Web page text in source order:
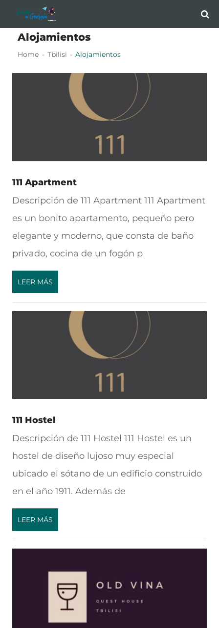
Skip
to
navigation
Skip
to
content
Alojamientos
Home Tbilisi Alojamientos
111 Apartment
Descripción de 111 Apartment 111 Apartment
es un bonito apartamento, pequeño pero
elegante y moderno, que consta de baño
privado, cocina de un fogón p
LEER MÁS
111 Hostel
Descripción de 111 Hostel 111 Hostel es un
hostel de diseño lujoso muy especial
ubicado el sótano de un edificio construido
en el año 1911. Además de
LEER MÁS